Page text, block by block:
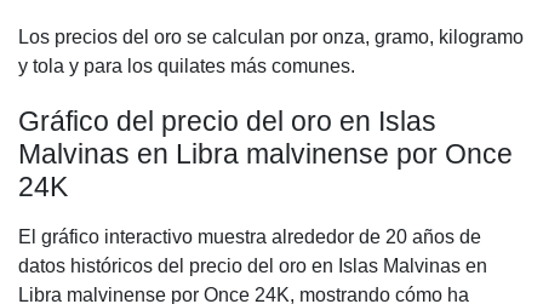
Los precios del oro se calculan por onza, gramo, kilogramo
y tola y para los quilates más comunes.
Gráfico del precio del oro en Islas
Malvinas en Libra malvinense por Once
24K
El gráfico interactivo muestra alrededor de 20 años de
datos históricos del precio del oro en Islas Malvinas en
Libra malvinense por Once 24K, mostrando cómo ha